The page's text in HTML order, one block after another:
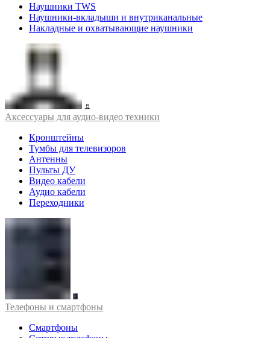
Наушники TWS
Наушники-вкладыши и внутриканальные
Накладные и охватывающие наушники
Аксессуары для аудио-видео техники
Кронштейны
Тумбы для телевизоров
Антенны
Пульты ДУ
Видео кабели
Аудио кабели
Переходники
Телефоны и смартфоны
Смартфоны